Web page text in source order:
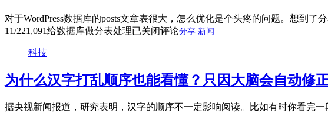
对于WordPress数据库的posts文章表很大，怎么优化是个头疼的问题。想到
11/221,091给数据库做分表处理已关闭评论分享 新闻
科技
为什么汉字打乱顺序也能看懂？只因大脑会自动修
据央视新闻报道，研究表明，汉字的顺序不一定影响阅读。比如有时你看完